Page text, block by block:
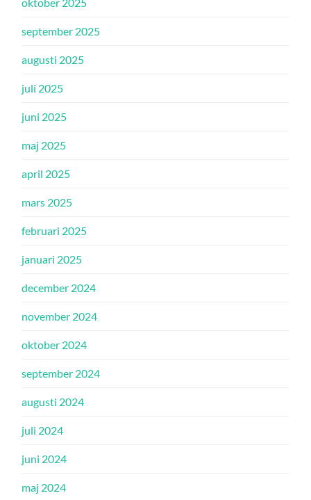
september 2025
augusti 2025
juli 2025
juni 2025
maj 2025
april 2025
mars 2025
februari 2025
januari 2025
december 2024
november 2024
oktober 2024
september 2024
augusti 2024
juli 2024
juni 2024
maj 2024